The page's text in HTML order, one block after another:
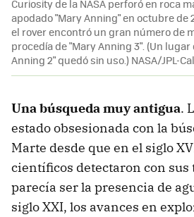
Curiosity de la NASA perforó en roca
apodado "Mary Anning" en octubre de
el rover encontró un gran número de
procedía de "Mary Anning 3". (Un
Anning 2" quedó sin uso.) NASA/JPL-
Una búsqueda muy antigua.
estado obsesionada con la
Marte desde que en el siglo
científicos detectaron con sus
parecía ser la presencia de
siglo XXI, los avances en